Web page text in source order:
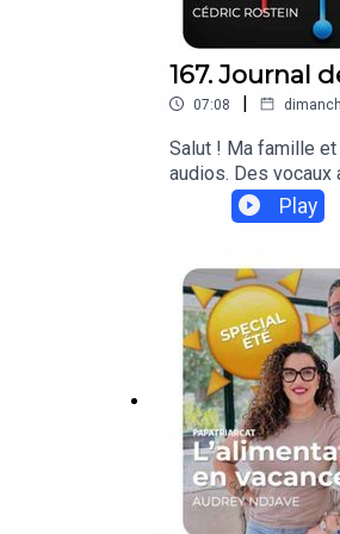
167. Journal
07:08 |
Salut ! Ma famille
audios. Des vocaux
prévu de mettre
personnel. On
Play